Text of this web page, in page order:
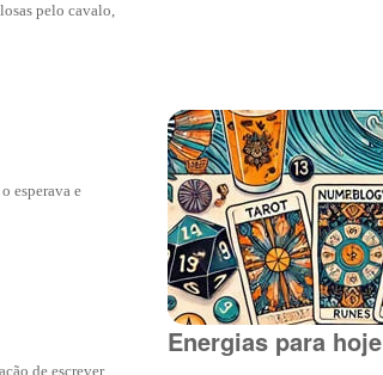
pelo cavalo,
esperava e
de escrever
Energias para hoje